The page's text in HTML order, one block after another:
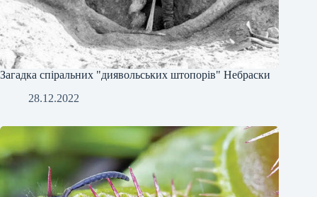
Загадка спіральних "диявольських штопорів" Небраски
28.12.2022